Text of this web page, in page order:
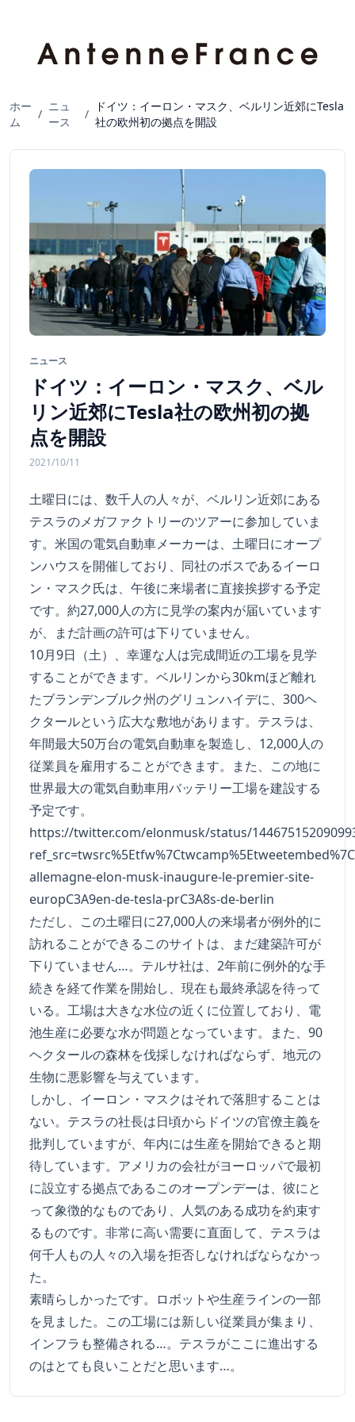
ホー
ム
/
ニュ
ース
/
ドイツ：イーロン・マスク、ベルリン近郊にTesla
社の欧州初の拠点を開設
ニュース
ドイツ：イーロン・マスク、ベル
リン近郊にTesla社の欧州初の拠
点を開設
2021/10/11
土曜日には、数千人の人々が、ベルリン近郊にある
テスラのメガファクトリーのツアーに参加していま
す。米国の電気自動車メーカーは、土曜日にオープ
ンハウスを開催しており、同社のボスであるイーロ
ン・マスク氏は、午後に来場者に直接挨拶する予定
です。約27,000人の方に見学の案内が届いています
が、まだ計画の許可は下りていません。
10月9日（土）、幸運な人は完成間近の工場を見学
することができます。ベルリンから30kmほど離れ
たブランデンブルク州のグリュンハイデに、300ヘ
クタールという広大な敷地があります。テスラは、
年間最大50万台の電気自動車を製造し、12,000人の
従業員を雇用することができます。また、この地に
世界最大の電気自動車用バッテリー工場を建設する
予定です。
https://twitter.com/elonmusk/status/
allemagne-elon-musk-inaugure-le-premier-site-
europC3A9en-de-tesla-prC3A8s-de-berlin
ただし、この土曜日に27,000人の来場者が例外的に
訪れることができるこのサイトは、まだ建築許可が
下りていません…。テルサ社は、2年前に例外的な手
続きを経て作業を開始し、現在も最終承認を待って
いる。工場は大きな水位の近くに位置しており、電
池生産に必要な水が問題となっています。また、90
ヘクタールの森林を伐採しなければならず、地元の
生物に悪影響を与えています。
しかし、イーロン・マスクはそれで落胆することは
ない。テスラの社長は日頃からドイツの官僚主義を
批判していますが、年内には生産を開始できると期
待しています。アメリカの会社がヨーロッパで最初
に設立する拠点であるこのオープンデーは、彼にと
って象徴的なものであり、人気のある成功を約束す
るものです。非常に高い需要に直面して、テスラは
何千人もの人々の入場を拒否しなければならなかっ
た。
素晴らしかったです。ロボットや生産ラインの一部
を見ました。この工場には新しい従業員が集まり、
インフラも整備される…。テスラがここに進出する
のはとても良いことだと思います…。